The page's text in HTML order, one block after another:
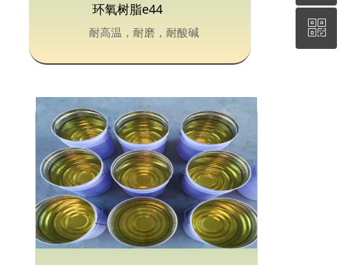
耐高温，耐磨，耐酸碱
环氧树脂e44
18203261661
ꀥ